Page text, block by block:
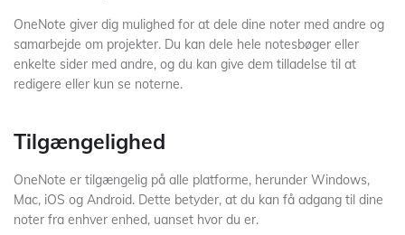
OneNote giver dig mulighed for at dele dine noter med andre og
samarbejde om projekter. Du kan dele hele notesbøger eller
enkelte sider med andre, og du kan give dem tilladelse til at
redigere eller kun se noterne.
Tilgængelighed
OneNote er tilgængelig på alle platforme, herunder Windows,
Mac, iOS og Android. Dette betyder, at du kan få adgang til dine
noter fra enhver enhed, uanset hvor du er.